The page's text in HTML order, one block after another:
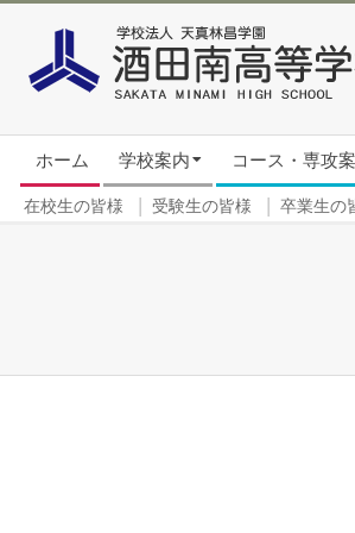
content
Secondary
Navigation
Menu
ホーム 学校案内 コース・専攻
在校生の皆様 受験生の皆様 卒業生の